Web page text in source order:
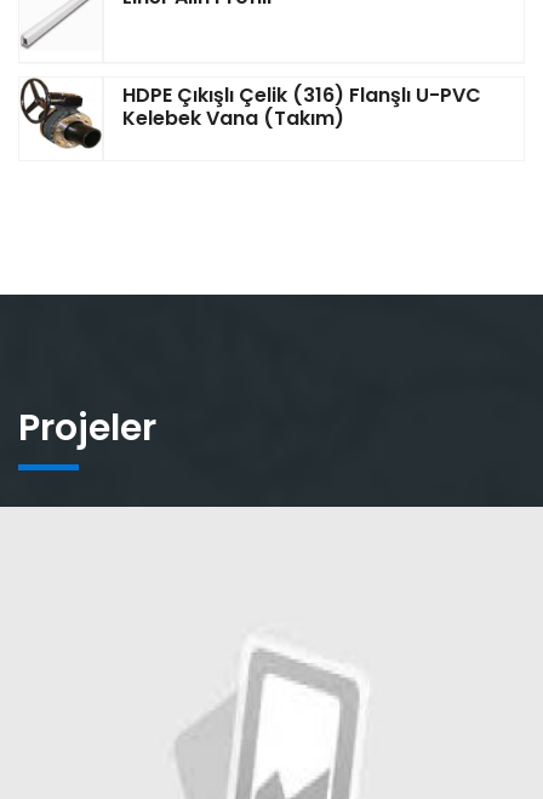
HDPE Çıkışlı Çelik (316) Flanşlı U-PVC
Kelebek Vana (Takım)
Projeler